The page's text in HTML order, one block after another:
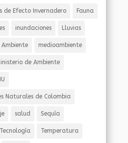
de Efecto Invernadero Fauna
inundaciones Lluvias
Ambiente medioambiente
de Ambiente
Naturales de Colombia
salud Sequía
Tecnología Temperatura